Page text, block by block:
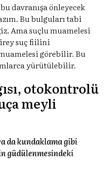
davranışa önleyecek
Bu bulguları tabi
Ama suçlu muamelesi
suç fiilini
görebilir. Bu
yürütülebilir.
otokontrolü
meyli
da kundaklama gibi
güdülenmesindeki